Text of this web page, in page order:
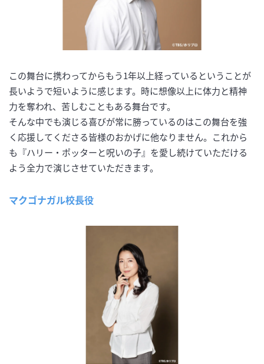
この舞台に携わってからもう1年以上経っているということが
長いようで短いように感じます。時に想像以上に体力と精神
力を奪われ、苦しむこともある舞台です。
そんな中でも演じる喜びが常に勝っているのはこの舞台を強
く応援してくださる皆様のおかげに他なりません。これから
も『ハリー・ポッターと呪いの子』を愛し続けていただける
よう全力で演じさせていただきます。
マクゴナガル校長役